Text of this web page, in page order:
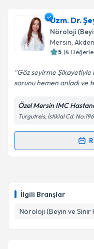
İlgili Branşlar
Nöroloji (Beyin ve Sinir
E-posta Adresiniz
Kişisel
Metni'ni
Uzm. Dr.
Nöroloji
Mersin,
5 (4
Göz seyirme Şikayetiyle
sorunu hemen anladı ve
Özel Mersin IMC
Turgutreis, İstiklal Cd.
Randevu
takvim